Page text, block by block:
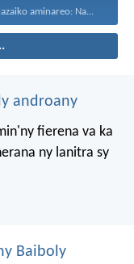
aminareo: Na...
androany
fierena va ka
ny lanitra sy
Baiboly